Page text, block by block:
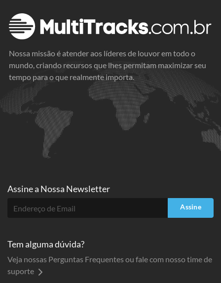
Nossa missão é atender aos líderes de louvor em todo o
mundo, criando recursos que lhes permitam maximizar seu
tempo para o que realmente importa.
Assine a Nossa Newsletter
Assine
Tem alguma dúvida?
Veja nossas Perguntas Frequentes ou fale com nosso time de
suporte